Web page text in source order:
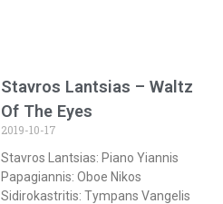
Stavros Lantsias – Waltz
Of The Eyes
2019-10-17
Stavros Lantsias: Piano Yiannis
Papagiannis: Oboe Nikos
Sidirokastritis: Tympans Vangelis